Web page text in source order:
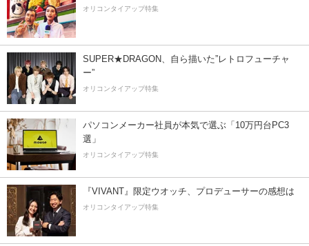
オリコンタイアップ特集
SUPER★DRAGON、自ら描いた”レトロフューチャ
ー”
オリコンタイアップ特集
パソコンメーカー社員が本気で選ぶ「10万円台PC3
選」
オリコンタイアップ特集
『VIVANT』限定ウオッチ、プロデューサーの感想は
オリコンタイアップ特集